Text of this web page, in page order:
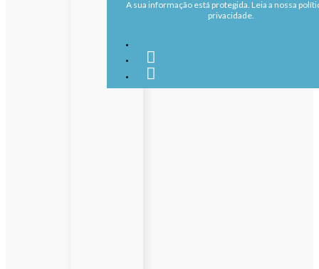
A sua informação está protegida. Leia a nossa
privacidade.